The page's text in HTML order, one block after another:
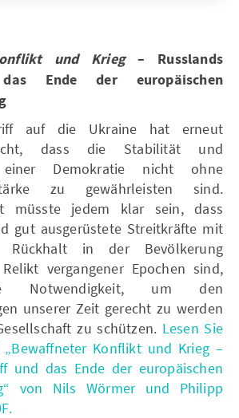
und Krieg– Russlands
Ende der europäischen
auf die Ukraine hat erneut
dass die Stabilität und
einer Demokratie nicht ohne
zu gewährleisten sind.
müsste jedem klar sein, dass
gut ausgerüstete Streitkräfte mit
Rückhalt in der Bevölkerung
vergangener Epochen sind,
Notwendigkeit, um den
unserer Zeit gerecht zu werden
zu schützen. Lesen Sie
Konflikt und Krieg –
und das Ende der europäischen
von Nils Wörmer und Philipp